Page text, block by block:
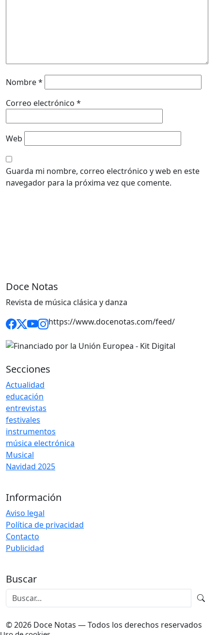
Nombre*
Correo electrónico *
Web
Guarda mi nombre, correo electrónico y web en este
navegador para la próxima vez que comente.
Doce Notas
Revista de música clásica y danza
https://www.docenotas.com/feed/
Secciones
Actualidad
educación
entrevistas
festivales
instrumentos
música electrónica
Musical
Navidad 2025
Información
Aviso legal
Política de privacidad
Contacto
Publicidad
Buscar
© 2026 Doce Notas — Todos los derechos reservados